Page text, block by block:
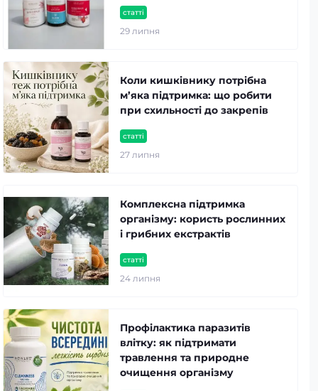
статті
29 липня
статті
27 липня
Коли кишківнику потрібна
м’яка підтримка: що робити
при схильності до закрепів
статті
24 липня
Комплексна підтримка
організму: користь рослинних
і грибних екстрактів
Профілактика паразитів
влітку: як підтримати
травлення та природне
очищення організму